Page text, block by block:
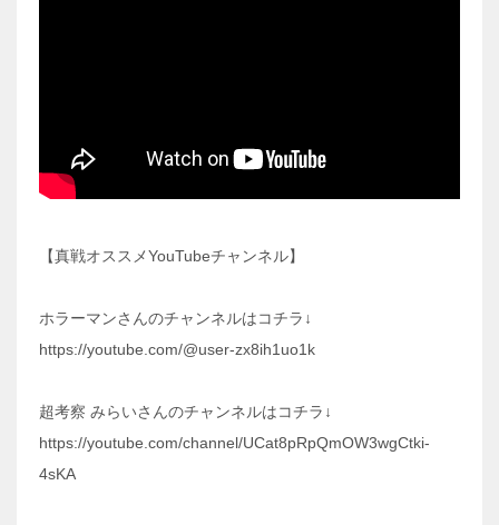
【真戦オススメYouTubeチャンネル】
ホラーマンさんのチャンネルはコチラ↓
https://youtube.com/@user-zx8ih1uo1k
超考察 みらいさんのチャンネルはコチラ↓
https://youtube.com/channel/UCat8pRpQmOW3wgCtki-
4sKA